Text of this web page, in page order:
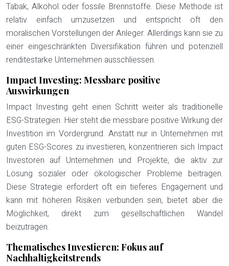
Tabak, Alkohol oder fossile Brennstoffe. Diese Methode ist
relativ einfach umzusetzen und entspricht oft den
moralischen Vorstellungen der Anleger. Allerdings kann sie zu
einer eingeschränkten Diversifikation führen und potenziell
renditestarke Unternehmen ausschliessen.
Impact Investing: Messbare positive
Auswirkungen
Impact Investing geht einen Schritt weiter als traditionelle
ESG-Strategien. Hier steht die messbare positive Wirkung der
Investition im Vordergrund. Anstatt nur in Unternehmen mit
guten ESG-Scores zu investieren, konzentrieren sich Impact
Investoren auf Unternehmen und Projekte, die aktiv zur
Lösung sozialer oder ökologischer Probleme beitragen.
Diese Strategie erfordert oft ein tieferes Engagement und
kann mit höheren Risiken verbunden sein, bietet aber die
Möglichkeit, direkt zum gesellschaftlichen Wandel
beizutragen.
Thematisches Investieren: Fokus auf
Nachhaltigkeitstrends